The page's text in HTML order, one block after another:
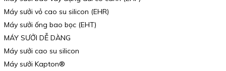
Máy sưởi vỏ cao su silicon (EHR)
Máy sưởi ống bao bọc (EHT)
MÁY SƯỞI DỄ DÀNG
Máy sưởi cao su silicon
Máy sưởi Kapton®